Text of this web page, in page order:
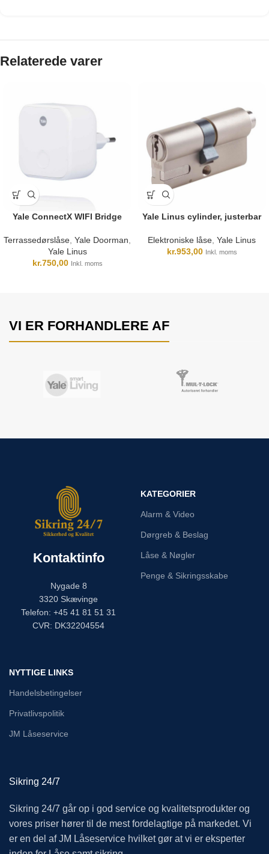
Relaterede varer
Yale ConnectX WIFI Bridge
Terrassedørslåse, Yale Doorman,
Yale Linus
kr.750,00 Inkl. moms
Yale Linus cylinder, justerbar
Elektroniske låse, Yale Linus
kr.953,00 Inkl. moms
VI ER FORHANDLERE AF
Kontaktinfo
Nygade 8
3320 Skævinge
Telefon: +45 41 81 51 31
CVR: DK32204554
KATEGORIER
Alarm & Video
Dørgreb & Beslag
Låse & Nøgler
Penge & Sikringsskabe
NYTTIGE LINKS
Handelsbetingelser
Privatlivspolitik
JM Låseservice
Sikring 24/7
Sikring 24/7 går op i god service og kvalitetsprodukter og
vores priser hører til de mest fordelagtige på markedet. Vi
er en del af JM Låseservice hvilket gør at vi er eksperter